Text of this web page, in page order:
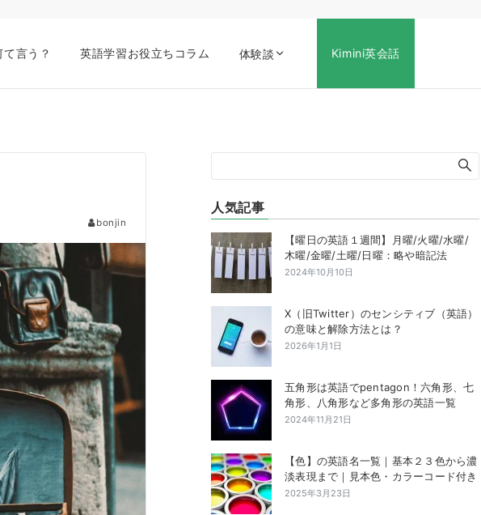
言う？ 英語学習お役立ちコラム 体験談 Kimini英会話
bonjin
人気記事
【曜日の英語１週間】月曜/火曜/水曜/
木曜/金曜/土曜/日曜：略や暗記法
2024年10月10日
X（旧Twitter）のセンシティブ（英語）
の意味と解除方法とは？
2026年1月1日
五角形は英語でpentagon！六角形、七
角形、八角形など多角形の英語一覧
2024年11月21日
【色】の英語名一覧｜基本２３色から濃
淡表現まで｜見本色・カラーコード付き
2025年3月23日